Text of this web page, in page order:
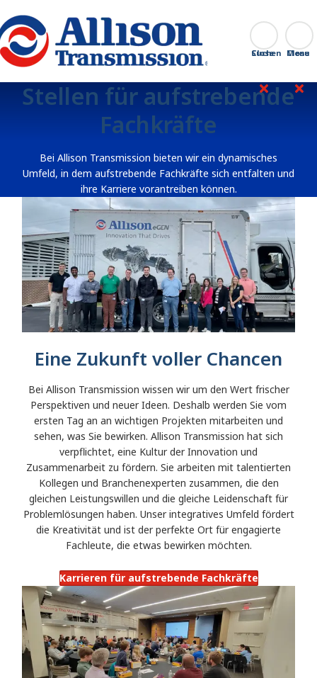
Go Home Suchen
Close
Stellen für aufstrebende
Fachkräfte
Bei Allison Transmission bieten wir ein dynamisches
Umfeld, in dem aufstrebende Fachkräfte sich entfalten und
ihre Karriere vorantreiben können.
Eine Zukunft voller Chancen
Bei Allison Transmission wissen wir um den Wert frischer
Perspektiven und neuer Ideen. Deshalb werden Sie vom
ersten Tag an an wichtigen Projekten mitarbeiten und
sehen, was Sie bewirken. Allison Transmission hat sich
verpflichtet, eine Kultur der Innovation und
Zusammenarbeit zu fördern. Sie arbeiten mit talentierten
Kollegen und Branchenexperten zusammen, die den
gleichen Leistungswillen und die gleiche Leidenschaft für
Problemlösungen haben. Unser integratives Umfeld fördert
die Kreativität und ist der perfekte Ort für engagierte
Fachleute, die etwas bewirken möchten.
Karrieren für aufstrebende Fachkräfte